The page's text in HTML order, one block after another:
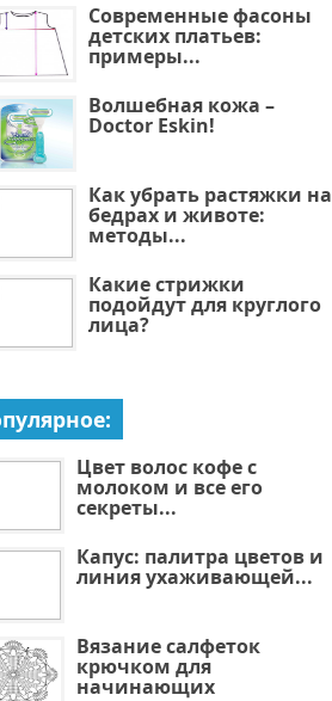
Современные фасоны
детских платьев:
примеры...
Волшебная кожа –
Doctor Eskin!
Как убрать растяжки на
бедрах и животе:
методы...
Какие стрижки
подойдут для круглого
лица?
Цвет волос кофе с
молоком и все его
секреты...
Капус: палитра цветов и
линия ухаживающей...
Вязание салфеток
крючком для
начинающих